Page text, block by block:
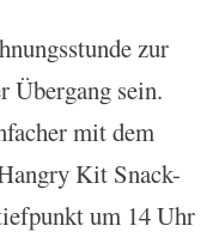
zur
Übergang sein.
mit dem
Kit Snack-
um 14 Uhr